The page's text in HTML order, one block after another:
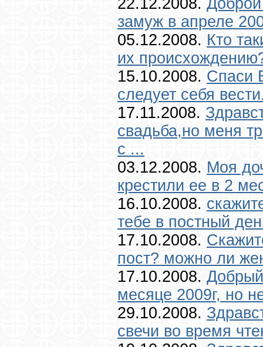
замуж в апреле
05.12.2008. Кто
их
15.10.2008. Спаси
следует себя
17.11.2008.
свадьба,но меня
с ...
03.12.2008. Моя
крестили ее в 2
16.10.2008.
тебе в постный
17.10.2008.
пост? можно ли
17.10.2008.
месяце 2009г, но
29.10.2008.
свечи во время